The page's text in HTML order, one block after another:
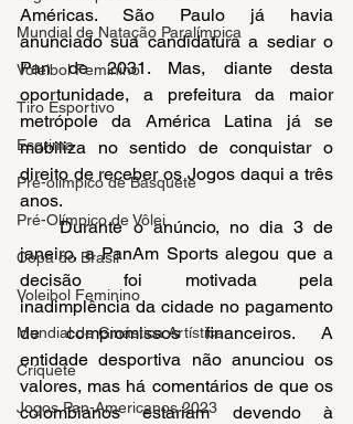
Mundial de Natação Paralímpica
Voleibol Feminino
Tiro Esportivo
Esgrima
Pré-olímpico de Basquete
Pré-Olímpico de Vôlei
Copa do Brasil
Voleibol Feminino
Mundial de Ginástica Artística
Críquete
Jogos Pan-Americanos 2023
Américas. São Paulo já havia
anunciado sua candidatura a sediar o
Pan de 2031. Mas, diante desta
oportunidade, a prefeitura da maior
metrópole da América Latina já se
mobiliza no sentido de conquistar o
direito de receber os Jogos daqui a três
anos.
Durante o anúncio, no dia 3 de
janeiro, a PanAm Sports alegou que a
decisão foi motivada pela
inadimplência da cidade no pagamento
de compromissos financeiros. A
entidade desportiva não anunciou os
valores, mas há comentários de que os
colombianos estariam devendo à